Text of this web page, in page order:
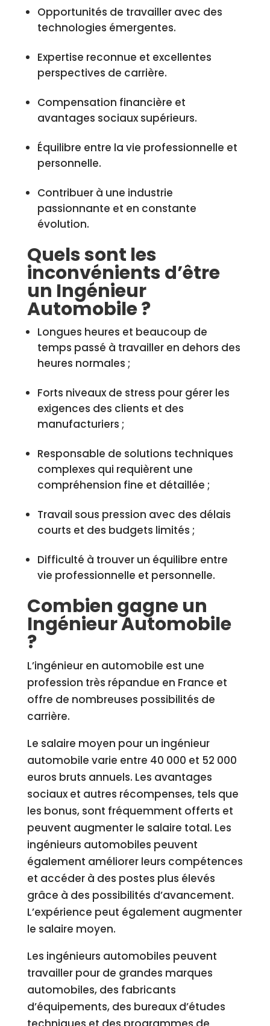
Opportunités de travailler avec des
technologies émergentes.
Expertise reconnue et excellentes
perspectives de carrière.
Compensation financière et
avantages sociaux supérieurs.
Équilibre entre la vie professionnelle et
personnelle.
Contribuer à une industrie
passionnante et en constante
évolution.
Quels sont les
inconvénients d’être
un Ingénieur
Automobile ?
Longues heures et beaucoup de
temps passé à travailler en dehors des
heures normales ;
Forts niveaux de stress pour gérer les
exigences des clients et des
manufacturiers ;
Responsable de solutions techniques
complexes qui requièrent une
compréhension fine et détaillée ;
Travail sous pression avec des délais
courts et des budgets limités ;
Difficulté à trouver un équilibre entre
vie professionnelle et personnelle.
Combien gagne un
Ingénieur Automobile
?
L’ingénieur en automobile est une
profession très répandue en France et
offre de nombreuses possibilités de
carrière.
Le salaire moyen pour un ingénieur
automobile varie entre 40 000 et 52 000
euros bruts annuels. Les avantages
sociaux et autres récompenses, tels que
les bonus, sont fréquemment offerts et
peuvent augmenter le salaire total. Les
ingénieurs automobiles peuvent
également améliorer leurs compétences
et accéder à des postes plus élevés
grâce à des possibilités d’avancement.
L’expérience peut également augmenter
le salaire moyen.
Les ingénieurs automobiles peuvent
travailler pour de grandes marques
automobiles, des fabricants
d’équipements, des bureaux d’études